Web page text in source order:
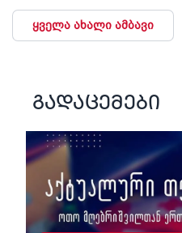
ყველა ახალი ამბავი
გადაცემები